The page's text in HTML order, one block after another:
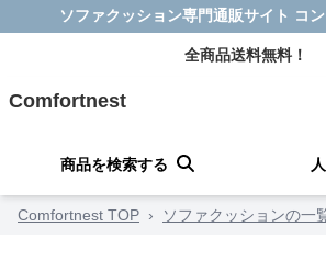
ソファクッション専門通販サイト コ
全商品送料無料！
Comfortnest
商品を検索する
Comfortnest TOP › ソファクッションの一